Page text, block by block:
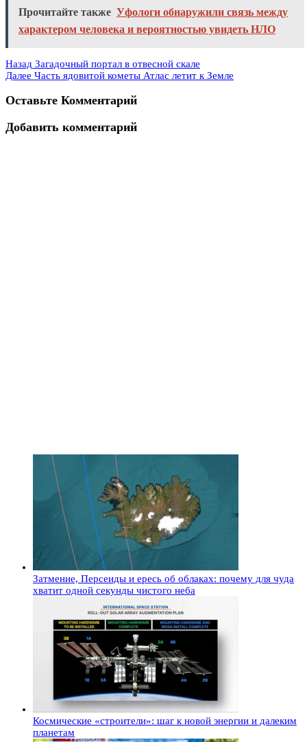
Прочитайте также Уфологи обнаружили связь между
характером человека и вероятностью увидеть НЛО
Назад Загадочный портал в отвесной скале
Далее Часть ядовитой кометы Атлас летит к Земле
Оставьте Комментарий
Добавить комментарий
Затмение, Персеиды и ересь об облаках: почему для чуда
хватит одной секунды чистого неба
Космические «строители»: шаг к новой энергии и далеким
планетам